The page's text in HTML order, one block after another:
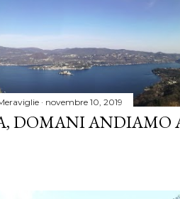
novembre 10, 2019
DOMANI ANDIAMO